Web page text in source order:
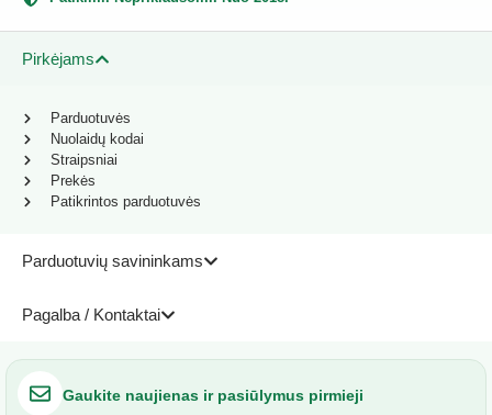
Pirkėjams
Parduotuvių savininkams
Pagalba / Kontaktai
Parduotuvės
Nuolaidų kodai
Straipsniai
Prekės
Patikrintos parduotuvės
Gaukite naujienas ir pasiūlymus pirmieji